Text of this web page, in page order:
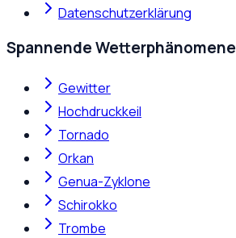
Datenschutzerklärung
Spannende Wetterphänomene
Gewitter
Hochdruckkeil
Tornado
Orkan
Genua-Zyklone
Schirokko
Trombe